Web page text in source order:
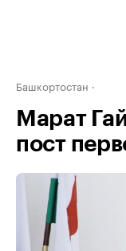
Башкортостан
Марат
пост